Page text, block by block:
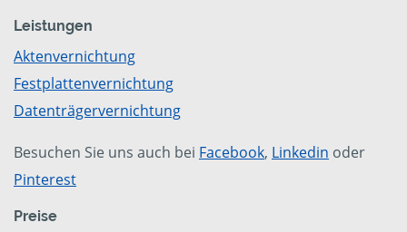
Leistungen
Aktenvernichtung
Festplattenvernichtung
Datenträgervernichtung
Besuchen Sie uns auch bei Facebook, Linkedin oder
Pinterest
Preise